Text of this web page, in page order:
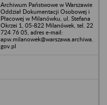
Archiwum Państwowe w Warszawie
Oddział Dokumentacji Osobowej i
Płacowej w Milanówku, ul. Stefana
Okrzei 1, 05-822 Milanówek, tel. 22
724 76 05, adres e-mail:
apw.milanowek@warszawa.archiwa.
gov.pl